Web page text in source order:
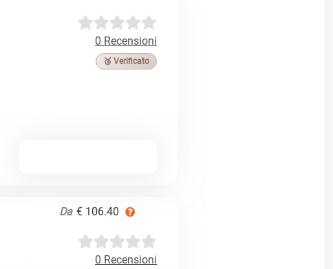
0 Recensioni
🥉 Verificato
Da € 106.40
0 Recensioni